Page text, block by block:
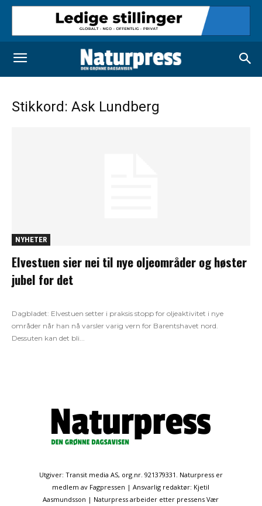
Stikkord: Ask Lundberg
NYHETER
Elvestuen sier nei til nye oljeområder og høster
jubel for det
Dagbladet: Elvestuen setter i praksis stopp for oljeaktivitet i nye
områder når han nå varsler varig vern for Barentshavet nord.
Dessuten kan det bli...
Utgiver: Transit media AS, org.nr. 921379331. Naturpress er
medlem av Fagpressen | Ansvarlig redaktør: Kjetil
Aasmundsson | Naturpress arbeider etter pressens Vær